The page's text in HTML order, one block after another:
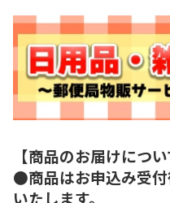
【商品のお届けについ
●商品はお申込み受
いたします。